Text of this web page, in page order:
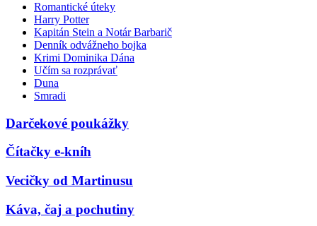
Romantické úteky
Harry Potter
Kapitán Stein a Notár Barbarič
Denník odvážneho bojka
Krimi Dominika Dána
Učím sa rozprávať
Duna
Smradi
Darčekové poukážky
Čítačky e-kníh
Vecičky od Martinusu
Káva, čaj a pochutiny